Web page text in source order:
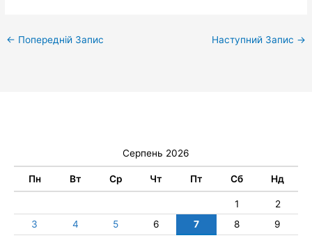
← Попередній Запис Наступний Запис →
Серпень 2026
Пн Вт Ср Чт Пт Сб Нд
1
2
3
4 5 6 7 8
9